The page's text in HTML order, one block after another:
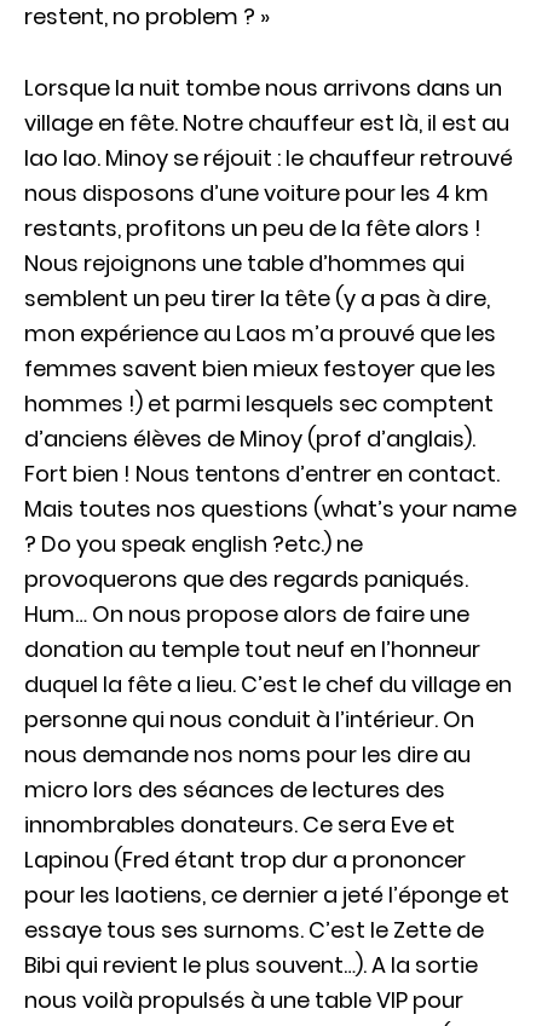
restent, no problem ? »
Lorsque la nuit tombe nous arrivons dans un
village en fête. Notre chauffeur est là, il est au
lao lao. Minoy se réjouit : le chauffeur retrouvé
nous disposons d’une voiture pour les 4 km
restants, profitons un peu de la fête alors !
Nous rejoignons une table d’hommes qui
semblent un peu tirer la tête (y a pas à dire,
mon expérience au Laos m’a prouvé que les
femmes savent bien mieux festoyer que les
hommes !) et parmi lesquels sec comptent
d’anciens élèves de Minoy (prof d’anglais).
Fort bien ! Nous tentons d’entrer en contact.
Mais toutes nos questions (what’s your name
? Do you speak english ?etc.) ne
provoquerons que des regards paniqués.
Hum… On nous propose alors de faire une
donation au temple tout neuf en l’honneur
duquel la fête a lieu. C’est le chef du village en
personne qui nous conduit à l’intérieur. On
nous demande nos noms pour les dire au
micro lors des séances de lectures des
innombrables donateurs. Ce sera Eve et
Lapinou (Fred étant trop dur a prononcer
pour les laotiens, ce dernier a jeté l’éponge et
essaye tous ses surnoms. C’est le Zette de
Bibi qui revient le plus souvent…). A la sortie
nous voilà propulsés à une table VIP pour